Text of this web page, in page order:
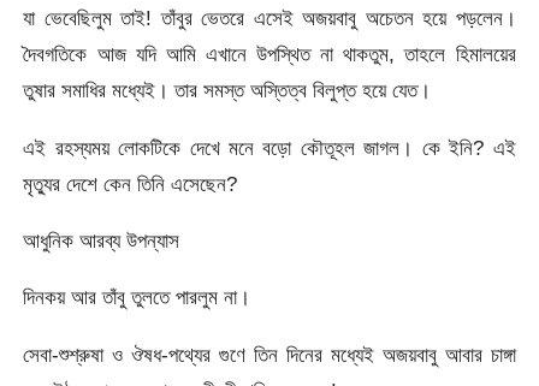
যা ভেবেছিলুম তাই! তাঁবুর ভেতরে এসেই অজয়বাবু অচেতন হয়ে পড়লেন।
দৈবগতিকে আজ যদি আমি এখানে উপস্থিত না থাকতুম, তাহলে হিমালয়ের
তুষার সমাধির মধ্যেই। তার সমস্ত অস্তিত্ব বিলুপ্ত হয়ে যেত।
এই রহস্যময় লোকটিকে দেখে মনে বড়ো কৌতূহল জাগল। কে ইনি? এই
মৃত্যুর দেশে কেন তিনি এসেছেন?
আধুনিক আরব্য উপন্যাস
দিনকয় আর তাঁবু তুলতে পারলুম না।
সেবা-শুশ্রুষা ও ঔষধ-পথ্যের গুণে তিন দিনের মধ্যেই অজয়বাবু আবার চাঙ্গা